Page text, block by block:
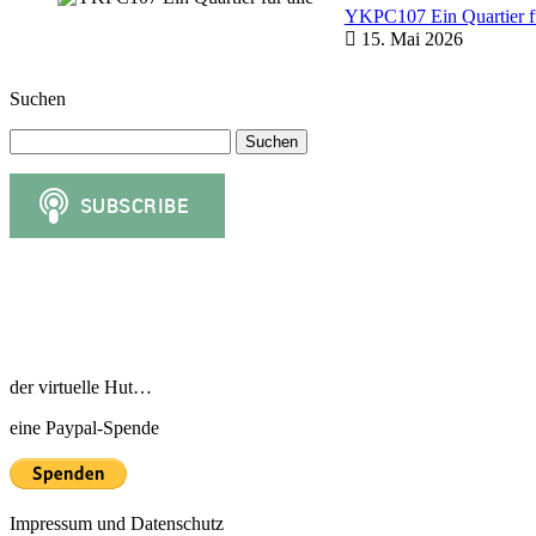
YKPC107 Ein Quartier
15. Mai 2026
Suchen
nach:
der virtuelle Hut…
eine Paypal-Spende
Impressum und Datenschutz